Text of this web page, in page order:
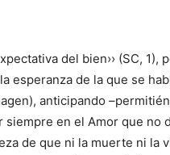
del bien›› (SC, 1),
esperanza de la que se
anticipando
en el Amor que no
de que ni la muerte ni la